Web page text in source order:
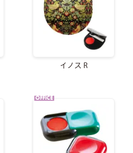
イノス R
OFFICE